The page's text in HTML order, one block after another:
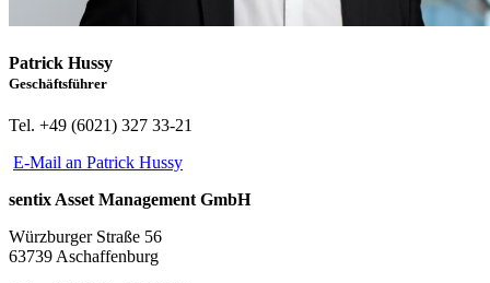
Patrick Hussy
Geschäftsführer
Tel. +49 (6021) 327 33-21
E-Mail an Patrick Hussy
sentix Asset Management GmbH
Würzburger Straße 56
63739 Aschaffenburg